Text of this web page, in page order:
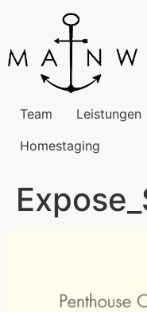
Team Leistungen
Homestaging